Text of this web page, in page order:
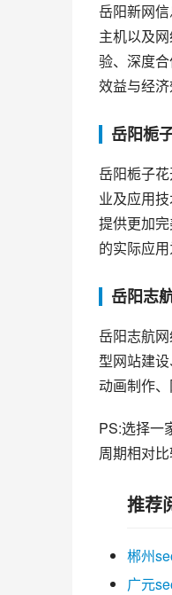
岳阳新网
主机以及
验、深度
效益与经济
岳阳栀
岳阳栀子
业及应用
提供更加
的实际应
岳阳志
岳阳志航
型网站建
动画制作
PS:选择一
周期相对
推荐
郴州
广元